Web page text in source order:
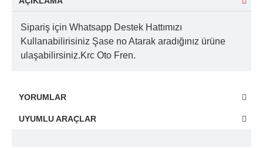
Sipariş için Whatsapp Destek Hattımızı
Kullanabilirisiniz Şase no Atarak aradığınız ürüne
ulaşabilirsiniz.Krc Oto Fren.
YORUMLAR
UYUMLU ARAÇLAR